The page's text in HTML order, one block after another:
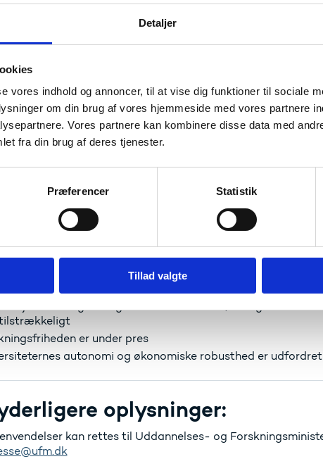
Detaljer
vores indhold og annoncer, til at vise dig funktioner til sociale
om din brug af vores hjemmeside med vores partnere
Vores partnere kan kombinere disse data med
fra din brug af deres tjenester.
Præferencer Statistik
Tillad valgte
Læs hovedrapporten "Universiteter for fremtiden"
og
frem til at få læst rapporten og dykke ned i dens
den demokratiske kultur er under pres, er det selvfølgelig
Det er i hele samfundets interesse, at universiteterne er
mening at se på, om der er erfaringer eller anbefalinger
konklusioner i rapporten
på universiteterne etableret en bredt funderet kultur for
demokratiske kultur er udfordret.
og -medbestemmelse, men garanterer
er under pres
autonomi og økonomiske robusthed er udfordret
oplysninger:
kan rettes til Uddannelses- og